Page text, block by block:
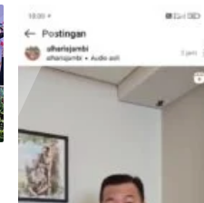
yang Memerdekakan